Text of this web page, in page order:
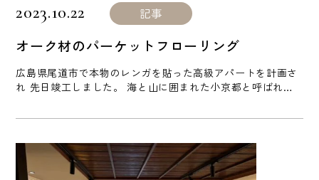
オーク材のパーケットフローリング
2023.10.22 記事
広島県尾道市で本物のレンガを貼った高級アパートを計画さ
れ 先日竣工しました。 海と山に囲まれた小京都と呼ばれる
大好きなところです。 オーナー様が自ら探してこられた本物
り、趣きいっぱいでヘリテージ感がカッコ良く惹かれます。
住戸は既に満室でその人気の高さが伺えますね！ そして内観
の写真です。 今 [...]